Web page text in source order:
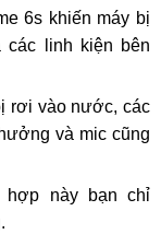
6s khiến máy bị
các linh kiện bên
rơi vào nước, các
và mic cũng
hợp này bạn chỉ